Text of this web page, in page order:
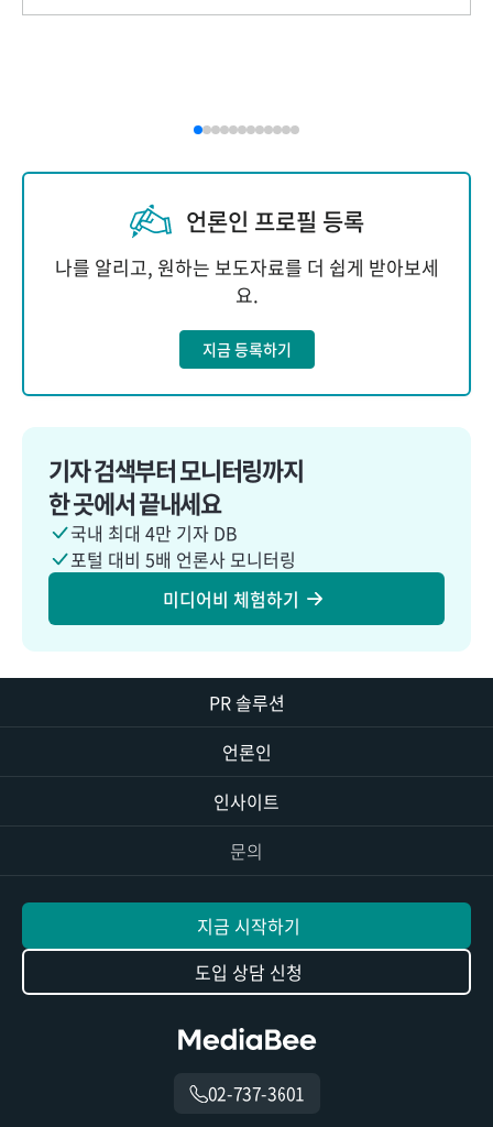
언론인 프로필 등록
나를 알리고, 원하는 보도자료를 더 쉽게 받아보세
요.
지금 등록하기
기자 검색부터 모니터링까지
한 곳에서 끝내세요
국내 최대 4만 기자 DB
포털 대비 5배 언론사 모니터링
미디어비 체험하기
PR 솔루션
언론인
인사이트
문의
지금 시작하기
도입 상담 신청
02-737-3601